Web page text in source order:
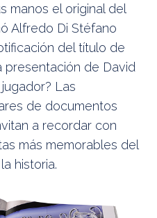
manos el original del
Alfredo Di Stéfano
del título de
presentación de David
Las
de documentos
a recordar con
más memorables del
historia.